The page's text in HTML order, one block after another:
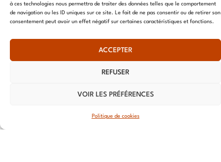
à ces technologies nous permettra de traiter des données telles que le comportement
de navigation ou les ID uniques sur ce site. Le fait de ne pas consentir ou de retirer son
consentement peut avoir un effet négatif sur certaines caractéristiques et fonctions.
ACCEPTER
REFUSER
VOIR LES PRÉFÉRENCES
Politique de cookies
56270
Ploemeur
LILLE